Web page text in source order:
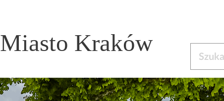
Miasto Kraków